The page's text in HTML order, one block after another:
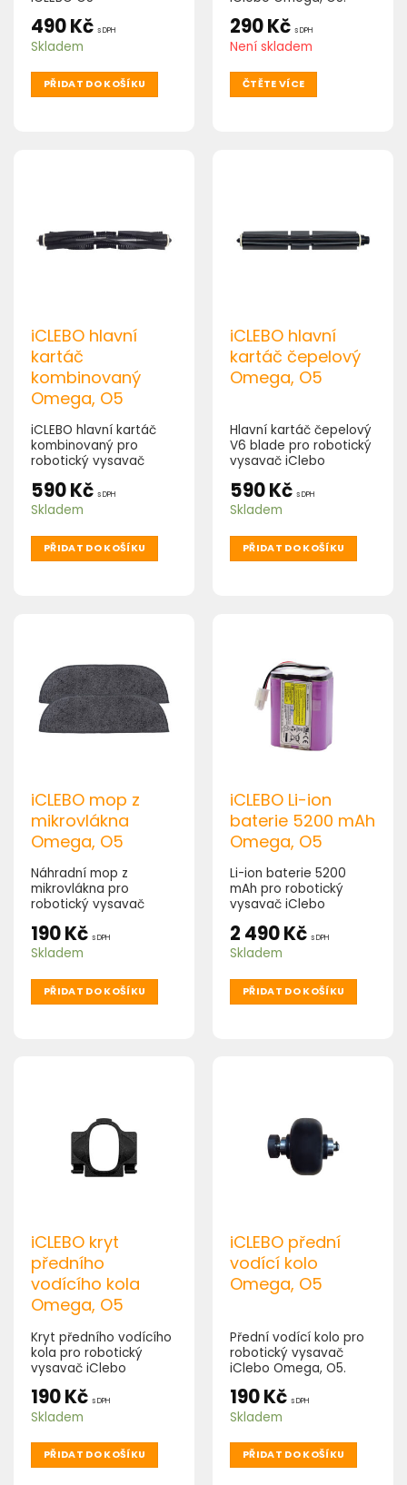
490Kč s DPH
Skladem
PŘIDAT DO KOŠÍKU
290Kč s DPH
Není skladem
ČTĚTE VÍCE
iCLEBO hlavní
kartáč
kombinovaný
Omega, O5
iCLEBO hlavní kartáč
kombinovaný pro
robotický vysavač
590Kč s DPH
Skladem
PŘIDAT DO KOŠÍKU
iCLEBO hlavní
kartáč čepelový
Omega, O5
Hlavní kartáč čepelový
V6 blade pro robotický
vysavač iClebo
590Kč s DPH
Skladem
PŘIDAT DO KOŠÍKU
iCLEBO mop z
mikrovlákna
Omega, O5
Náhradní mop z
mikrovlákna pro
robotický vysavač
Balení obsahuje 2 ks.
190Kč s DPH
Skladem
PŘIDAT DO KOŠÍKU
iCLEBO Li-ion
baterie 5200 mAh
Omega, O5
Li-ion baterie 5200
mAh pro robotický
vysavač iClebo
2 490Kč s DPH
Skladem
PŘIDAT DO KOŠÍKU
iCLEBO kryt
předního
vodícího kola
Omega, O5
Kryt předního vodícího
kola pro robotický
vysavač iClebo
190Kč s DPH
Skladem
PŘIDAT DO KOŠÍKU
iCLEBO přední
vodící kolo
Omega, O5
Přední vodící kolo pro
robotický vysavač
iClebo Omega, O5.
190Kč s DPH
Skladem
PŘIDAT DO KOŠÍKU